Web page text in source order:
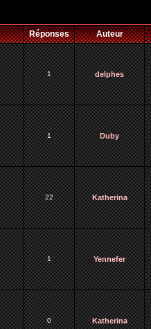
Réponses Auteur
1 delphes
1 Duby
22 Katherina
1 Yennefer
0 Katherina